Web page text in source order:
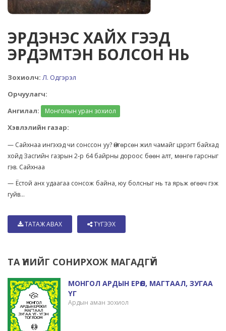
ЭРДЭНЭС ХАЙХ ГЭЭД
ЭРДЭМТЭН БОЛСОН НЬ
Зохиолч: Л. Одгэрэл
Орчуулагч:
Ангилал:
Монголын уран зохиол
Хэвлэлийн газар:
— Сайхнаа ингэхэд чи сонссон уу? Өнгөрсөн жил чамайг цэрэгт байхад
хойд Засгийн газрын 2-р 64 байрны дороос бөөн алт, мөнгө гарсныг
гэв. Сайхнаа
— Ёстой анх удаагаа сонсож байна, юу болсныг нь та ярьж өгөөч гэж
гуйв...
ТАТАЖ АВАХ ТҮГЭЭХ
ТА ҮҮНИЙГ СОНИРХОЖ МАГАДГҮЙ
МОНГОЛ АРДЫН ЕРӨӨЛ, МАГТААЛ, ЗУГАА
ҮГ
Ардын аман зохиол